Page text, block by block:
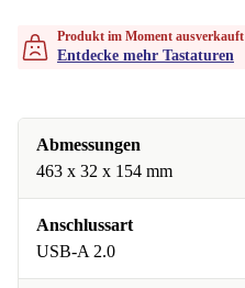
Produkt im Moment ausverkauft
Entdecke mehr Tastaturen
Abmessungen
463 x 32 x 154 mm
Anschlussart
USB-A 2.0